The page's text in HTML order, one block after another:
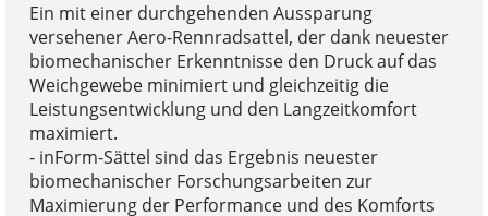
Ein mit einer durchgehenden Aussparung
versehener Aero-Rennradsattel, der dank neuester
biomechanischer Erkenntnisse den Druck auf das
Weichgewebe minimiert und gleichzeitig die
Leistungsentwicklung und den Langzeitkomfort
maximiert.
- inForm-Sättel sind das Ergebnis neuester
biomechanischer Forschungsarbeiten zur
Maximierung der Performance und des Komforts